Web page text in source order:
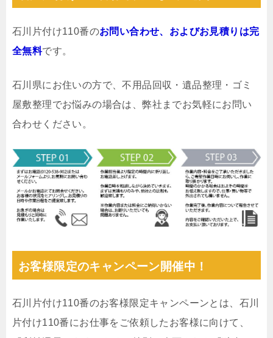
石川片付け110番のお問い合わせ、およびお見積りは完
全無料です。
石川県にお住いの方で、不用品回収・遺品整理・ゴミ
屋敷整理でお悩みの場合は、弊社までお気軽にお問い
合わせください。
お客様限定のキャンペーン開催中！
石川片付け110番のお客様限定キャンペーンとは、石川
片付け110番にお仕事をご依頼したお客様に向けて、